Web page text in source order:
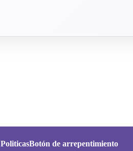
PoliticasBotón de arrepentimiento